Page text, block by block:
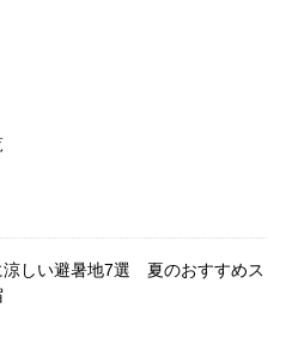
涼しい避暑地7選 夏のおすすめス